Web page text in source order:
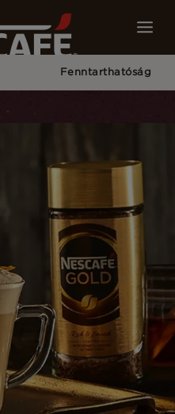
Fenntarthatóság